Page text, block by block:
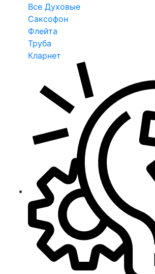
Все Духовые
Саксофон
Флейта
Труба
Кларнет